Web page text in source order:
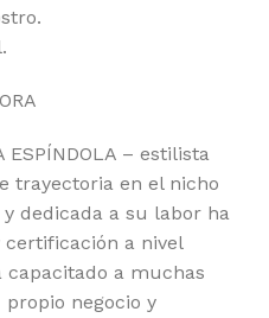
ESPÍNDOLA – estilista
trayectoria en el nicho
dedicada a su labor ha
a nivel
a muchas
negocio y